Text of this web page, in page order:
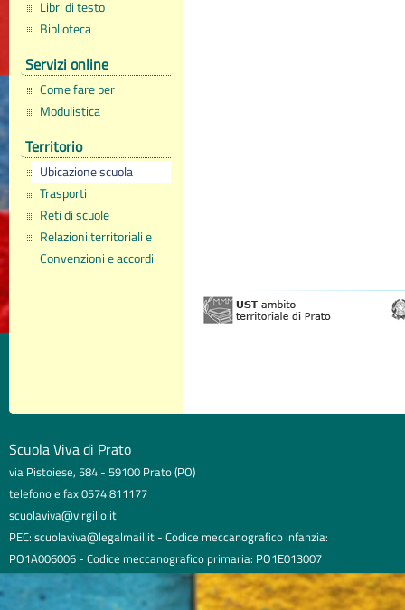
Libri di testo
Biblioteca
Servizi online
Come fare per
Modulistica
Territorio
Ubicazione scuola
Trasporti
Reti di scuole
Relazioni territoriali e
Convenzioni e accordi
Scuola Viva di Prato
via Pistoiese, 584 - 59100 Prato (PO)
telefono e fax 0574 811177
scuolaviva@virgilio.it
PEC: scuolaviva@legalmail.it - Codice meccanografico infanzia:
PO1A006006 - Codice meccanografico primaria: PO1E013007